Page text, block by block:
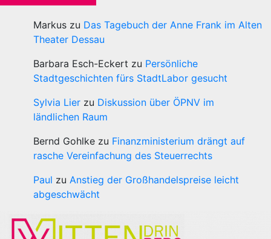
Markus zu Das Tagebuch der Anne Frank im Alten
Theater Dessau
Barbara Esch-Eckert zu Persönliche
Stadtgeschichten fürs StadtLabor gesucht
Sylvia Lier zu Diskussion über ÖPNV im
ländlichen Raum
Bernd Gohlke zu Finanzministerium drängt auf
rasche Vereinfachung des Steuerrechts
Paul zu Anstieg der Großhandelspreise leicht
abgeschwächt